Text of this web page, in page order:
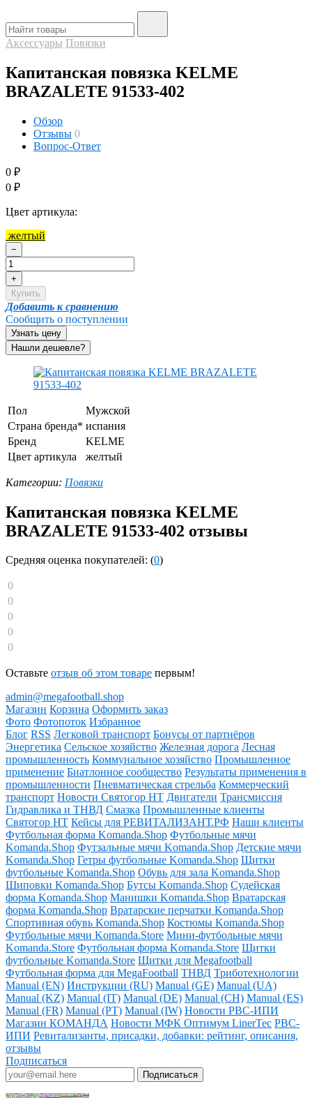
Аксессуары Повязки
Капитанская повязка KELME
BRAZALETE 91533-402
Обзор
Отзывы 0
Вопрос-Ответ
0 ₽
0 ₽
Цвет артикула:
желтый
−
+
Купить
Добавить к сравнению
Сообщить о поступлении
Узнать цену
Пол
Мужской
Страна бренда* испания
Бренд
KELME
Цвет артикула
желтый
Категории: Повязки
Капитанская повязка KELME
BRAZALETE 91533-402 отзывы
Средняя оценка покупателей: (0)
0
0
0
0
0
Оставьте отзыв об этом товаре первым!
admin@megafootball.shop
Магазин Корзина Оформить заказ
Фото Фотопоток Избранное
Блог RSS Легковой транспорт Бонусы от партнёров
Энергетика Сельское хозяйство Железная дорога Лесная
промышленность Коммунальное хозяйство Промышленное
применение Биатлонное сообщество Результаты применения в
промышленности Пневматическая стрельба Коммерческий
транспорт Новости Святогор НТ Двигатели Трансмиссия
Гидравлика и ТНВД Смазка Промышленные клиенты
Святогор НТ Кейсы для РЕВИТАЛИЗАНТ.РФ Наши клиенты
Футбольная форма Komanda.Shop Футбольные мячи
Komanda.Shop Футзальные мячи Komanda.Shop Детские мячи
Komanda.Shop Гетры футбольные Komanda.Shop Щитки
футбольные Komanda.Shop Обувь для зала Komanda.Shop
Шиповки Komanda.Shop Бутсы Komanda.Shop Судейская
форма Komanda.Shop Манишки Komanda.Shop Вратарская
форма Komanda.Shop Вратарские перчатки Komanda.Shop
Спортивная обувь Komanda.Shop Костюмы Komanda.Shop
Футбольные мячи Komanda.Store Мини-футбольные мячи
Komanda.Store Футбольная форма Komanda.Store Щитки
футбольные Komanda.Store Щитки для Megafootball
Футбольная форма для MegaFootball ТНВД Триботехнологии
Manual (EN) Инструкции (RU) Manual (GE) Manual (UA)
Manual (KZ) Manual (IT) Manual (DE) Manual (CH) Manual (ES)
Manual (FR) Manual (PT) Manual (IW) Новости РВС-ИПИ
Магазин КОМАНДА Новости МФК Оптимум LinerTec РВС-
ИПИ Ревитализанты, присадки, добавки: рейтинг, описания,
отзывы
Подписаться